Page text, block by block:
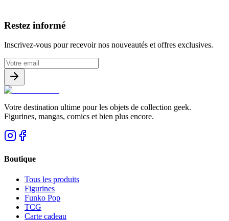
Restez informé
Inscrivez-vous pour recevoir nos nouveautés et offres exclusives.
Votre destination ultime pour les objets de collection geek.
Figurines, mangas, comics et bien plus encore.
Boutique
Tous les produits
Figurines
Funko Pop
TCG
Carte cadeau